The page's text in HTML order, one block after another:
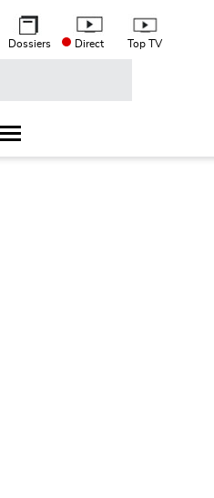
menu
Dossiers Direct Top TV